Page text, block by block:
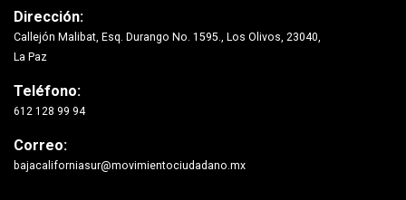
Dirección:
Callejón Malibat, Esq. Durango No. 1595., Los Olivos, 23040,
La Paz
Teléfono:
612 128 99 94
Correo:
bajacaliforniasur@movimientociudadano.mx